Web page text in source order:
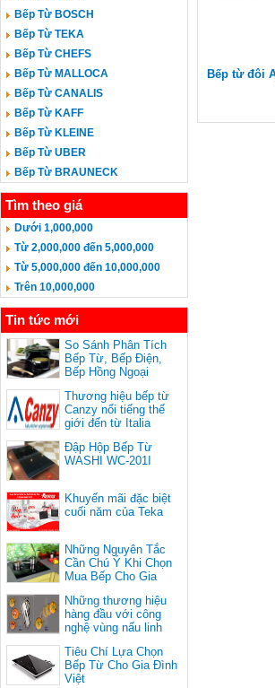
Bếp Từ BOSCH
Bếp Từ TEKA
Bếp Từ CHEFS
Bếp Từ MALLOCA
Bếp Từ CANALIS
Bếp Từ KAFF
Bếp Từ KLEINE
Bếp Từ UBER
Bếp Từ BRAUNECK
Tìm theo giá
Dưới 1,000,000
Từ 2,000,000 đến 5,000,000
Từ 5,000,000 đến 10,000,000
Trên 10,000,000
Tin tức mới
So Sánh Phân Tích
Bếp Từ, Bếp Điện,
Bếp Hồng Ngoại
Thương hiệu bếp từ
Canzy nổi tiếng thế
giới đến từ Italia
Đập Hộp Bếp Từ
WASHI WC-201I
Khuyến mãi đặc biệt
cuối năm của Teka
Những Nguyên Tắc
Cần Chú Ý Khi Chọn
Mua Bếp Cho Gia
Những thương hiệu
hàng đầu với công
nghệ vùng nấu linh
Tiêu Chí Lựa Chọn
Bếp Từ Cho Gia Đình
Việt
Bếp từ đôi